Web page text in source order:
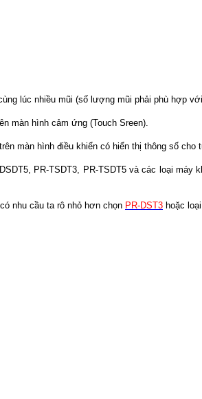
lúc nhiều mũi (số lượng mũi phải phù hợp
màn hình cảm ứng (Touch Sreen).
màn hình điều khiển có hiển thị thông số cho
PR-TSDT3, PR-TSDT5 và các loại máy
nhu cầu ta rô nhỏ hơn chọn PR-DST3 hoặc